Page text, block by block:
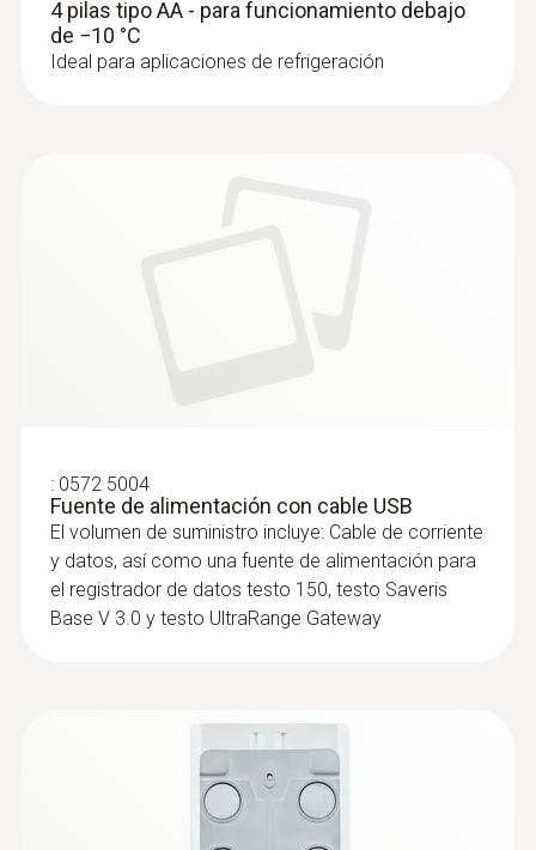
conformes a las normas
temperatura (digital) de alta precisión -
para el registrador de datos testo 150
TUC
Sonda de humedad y temperatura digital de
alta precisión con cable para mediciones
conformes a las normas
4 pilas tipo AA - para funcionamiento debajo
de −10 °C
Ideal para aplicaciones de refrigeración
: 0572 5004
Fuente de alimentación con cable USB
El volumen de suministro incluye: Cable de corriente
y datos, así como una fuente de alimentación para
el registrador de datos testo 150, testo Saveris
Base V 3.0 y testo UltraRange Gateway